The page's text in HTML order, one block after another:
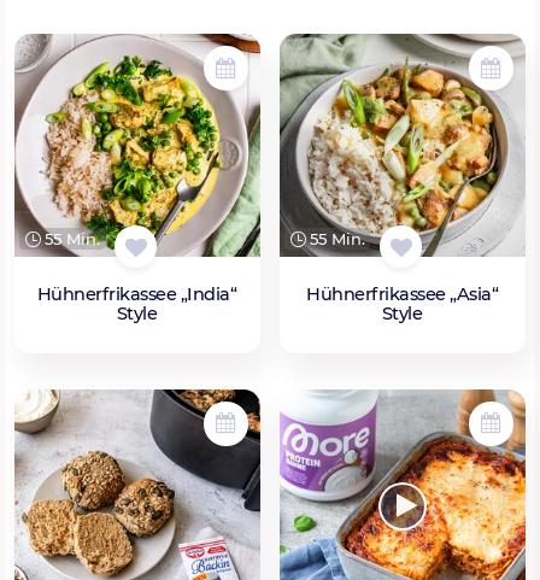
55 Min.
Hühnerfrikassee „India“
Style
55 Min.
Hühnerfrikassee „Asia“
Style